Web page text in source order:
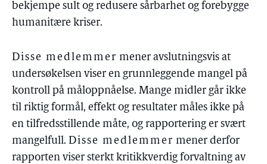
bekjempe sult og redusere sårbarhet og forebygge
humanitære kriser.
Disse medlemmer mener avslutningsvis at
undersøkelsen viser en grunnleggende mangel på
kontroll på måloppnåelse. Mange midler går ikke
til riktig formål, effekt og resultater måles ikke på
en tilfredsstillende måte, og rapportering er svært
mangelfull. Disse medlemmer mener derfor
rapporten viser sterkt kritikkverdig forvaltning av